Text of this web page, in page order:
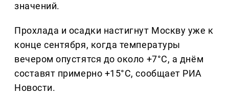
значений.
Прохлада и осадки настигнут Москву уже к
конце сентября, когда температуры
вечером опустятся до около +7°C, а днём
составят примерно +15°C, сообщает РИА
Новости.